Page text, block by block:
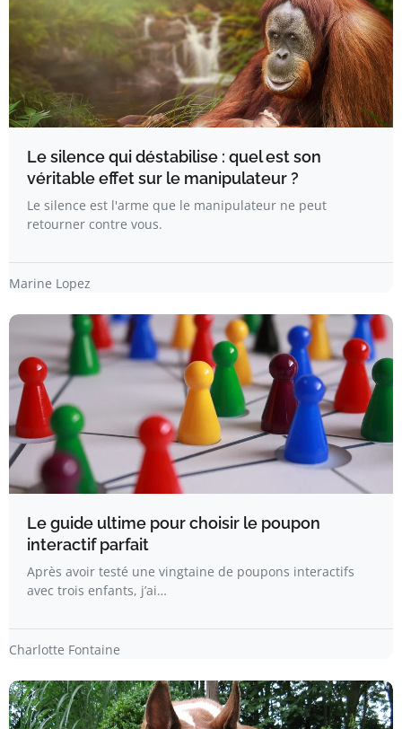
Le silence qui déstabilise : quel est son
véritable effet sur le manipulateur ?
Le silence est l'arme que le manipulateur ne peut
retourner contre vous.
Marine Lopez
Le guide ultime pour choisir le poupon
interactif parfait
Après avoir testé une vingtaine de poupons interactifs
avec trois enfants, j’ai…
Charlotte Fontaine